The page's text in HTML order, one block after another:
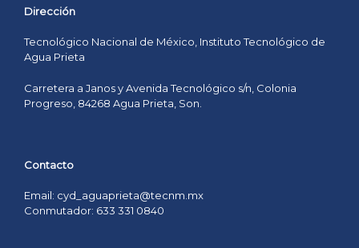
Dirección
Tecnológico Nacional de México, Instituto Tecnológico de
Agua Prieta
Carretera a Janos y Avenida Tecnológico s/n, Colonia
Progreso, 84268 Agua Prieta, Son.
Contacto
Email: cyd_aguaprieta@tecnm.mx
Conmutador: 633 331 0840